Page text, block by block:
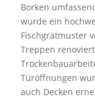
Borken
wurde ein
Fischgrätmuster
Treppen
Türöffnungen
auch Decken